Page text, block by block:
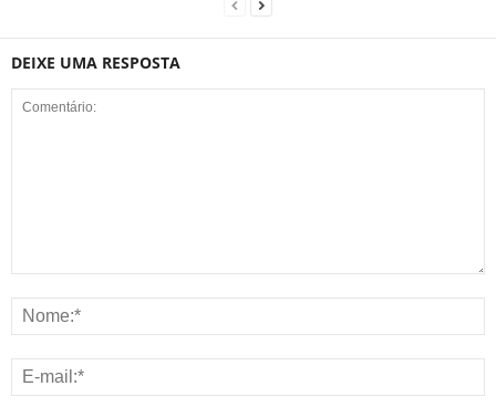
DEIXE UMA RESPOSTA